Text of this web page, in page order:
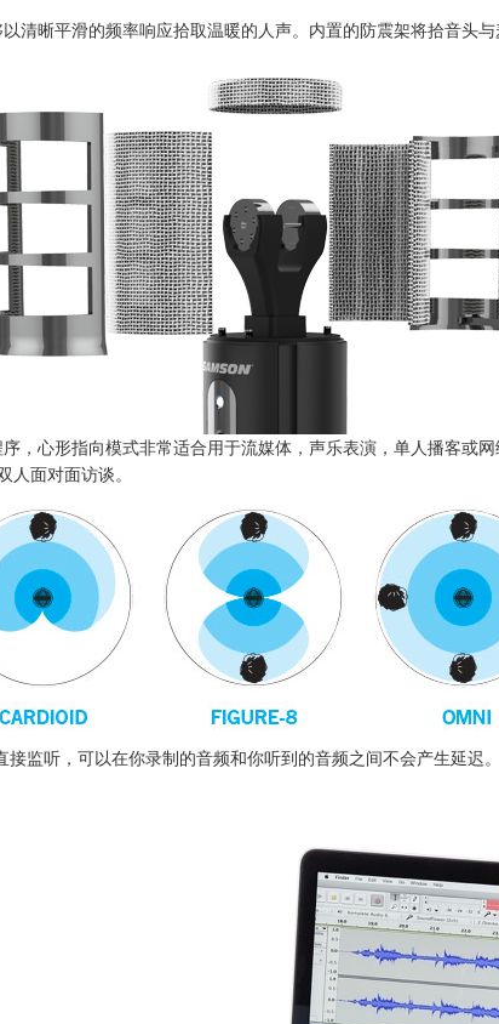
清晰平滑的频率响应拾取温暖的人声。内置的防震架将拾音头
，心形指向模式非常适合用于流媒体，声乐表演，单人播客或
人面对面访谈。
监听，可以在你录制的音频和你听到的音频之间不会产生延迟